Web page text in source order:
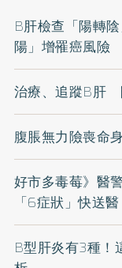
B肝檢查「陽轉
陽」增罹癌風險
治療、追蹤B肝
腹脹無力險喪命
好市多毒莓》醫
「6症狀」快送醫
B型肝炎有3種！